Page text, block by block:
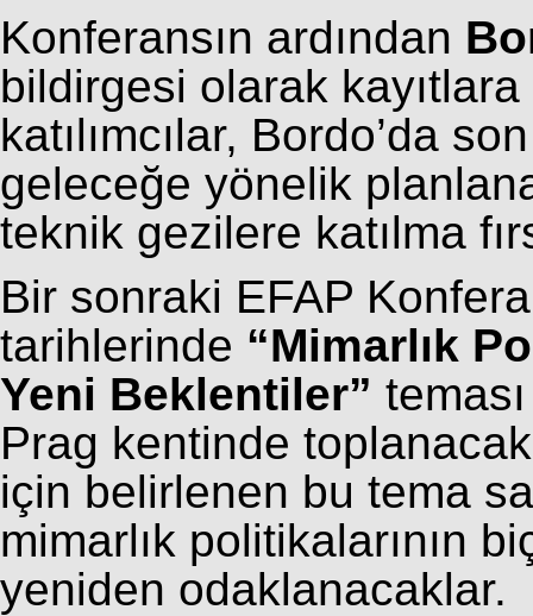
Konferansın ardından
bildirgesi olarak
katılımcılar, Bordo’da
geleceğe yönelik
teknik gezilere katılma
Bir sonraki EFAP
tarihlerinde “Mimarlık
Yeni Beklentiler”
Prag kentinde
için belirlenen bu tema
mimarlık politikalarının
yeniden odaklanacaklar.